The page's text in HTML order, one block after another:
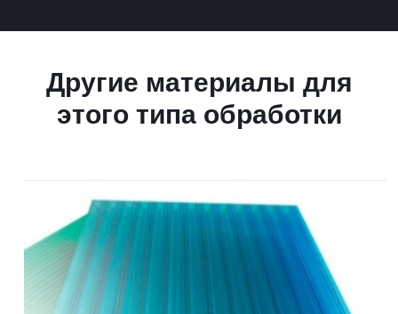
Другие материалы для
этого типа обработки